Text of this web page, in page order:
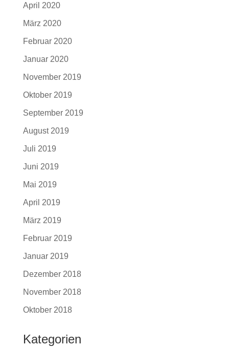
April 2020
März 2020
Februar 2020
Januar 2020
November 2019
Oktober 2019
September 2019
August 2019
Juli 2019
Juni 2019
Mai 2019
April 2019
März 2019
Februar 2019
Januar 2019
Dezember 2018
November 2018
Oktober 2018
Kategorien